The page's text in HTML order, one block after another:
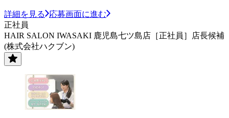
詳細を見る
応募画面に進む
正社員
HAIR SALON IWASAKI 鹿児島七ツ島店［正社員］店長候補
(株式会社ハクブン)